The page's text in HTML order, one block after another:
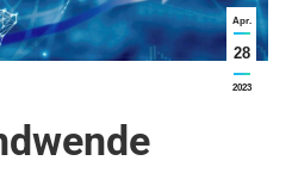
Apr.
28
2023